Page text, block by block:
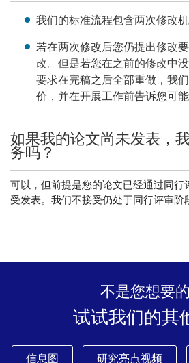
我们的标准流程包含两次修改机
若在两次修改后您仍提出修改
改。但是若您在之前的修改中
要求在完稿之后全部重做，我
价，并在开展工作前告诉您可
如果我的论文尚未发表，
务吗？
可以，但前提是您的论文已经通过同行
受发表。我们不接受仍处于同行评审阶
不是您想要
试试我们的其
信息图 研究亮点视频